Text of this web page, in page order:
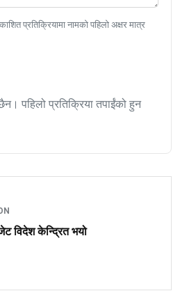
प्रतिक्रियामा नामको पहिलो अक्षर मात्र
पहिलो प्रतिक्रिया तपाईंको हुन
विदेश केन्द्रित भयो